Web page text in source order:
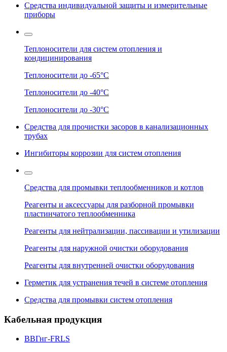
Средства индивидуальной защиты и измерительные
приборы
Теплоносители для систем отопления и
кондицинирования
Теплоносители до -65°C
Теплоносители до -40°C
Теплоносители до -30°C
Средства для прочистки засоров в канализационных
трубах
Ингибиторы коррозии для систем отопления
Средства для промывки теплообменников и котлов
Реагенты и аксессуары для разборной промывки
пластинчатого теплообменника
Реагенты для нейтрализации, пассивации и утилизации
Реагенты для наружной очистки оборудования
Реагенты для внутренней очистки оборудования
Герметик для устранения течей в системе отопления
Средства для промывки систем отопления
Кабельная продукция
ВВГнг-FRLS